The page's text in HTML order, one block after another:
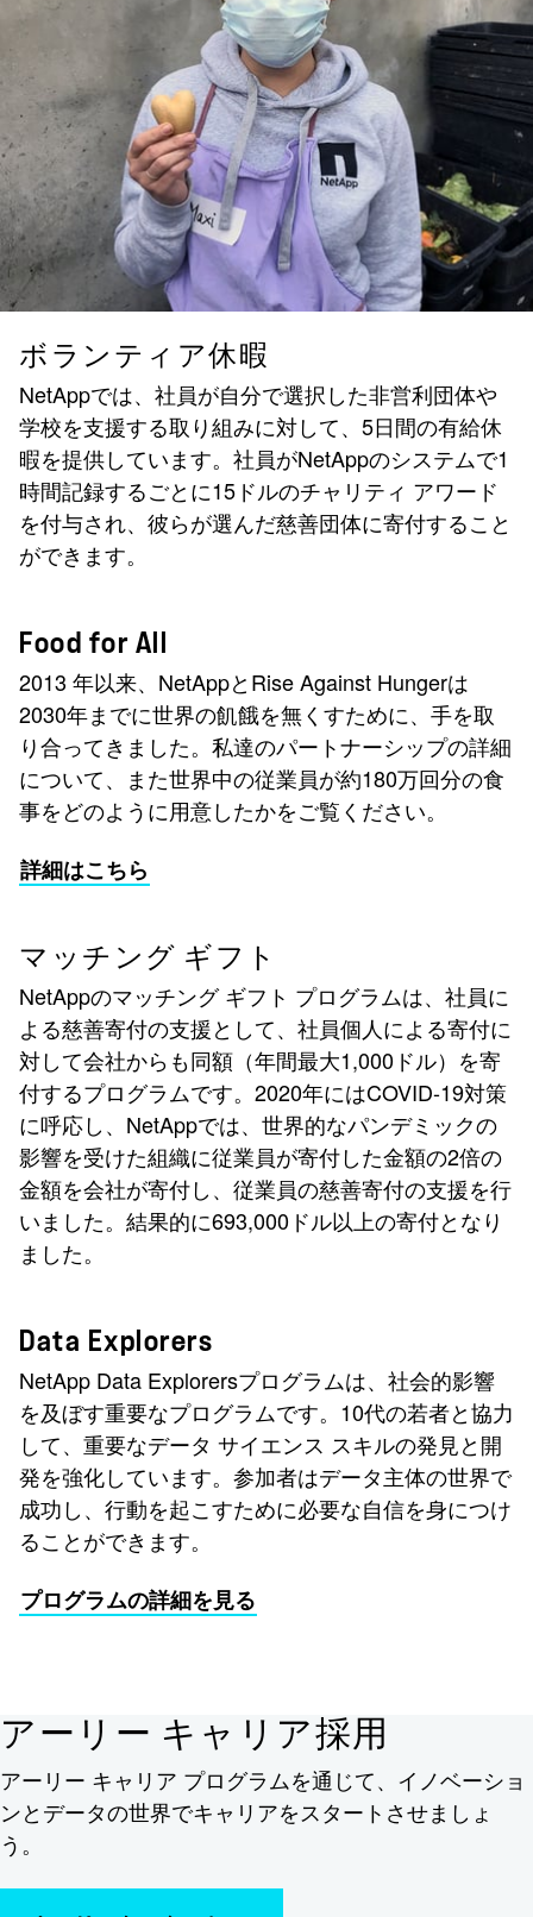
ボランティア休暇
NetAppでは、社員が自分で選択した非営利団体や
学校を支援する取り組みに対して、5日間の有給休
暇を提供しています。社員がNetAppのシステムで1
時間記録するごとに15ドルのチャリティ アワード
を付与され、彼らが選んだ慈善団体に寄付すること
ができます。
Food for All
2013 年以来、NetAppとRise Against Hungerは
2030年までに世界の飢餓を無くすために、手を取
り合ってきました。私達のパートナーシップの詳細
について、また世界中の従業員が約180万回分の食
事をどのように用意したかをご覧ください。
詳細はこちら
マッチング ギフト
NetAppのマッチング ギフト プログラムは、社員に
よる慈善寄付の支援として、社員個人による寄付に
対して会社からも同額（年間最大1,000ドル）を寄
付するプログラムです。2020年にはCOVID-19対策
に呼応し、NetAppでは、世界的なパンデミックの
影響を受けた組織に従業員が寄付した金額の2倍の
金額を会社が寄付し、従業員の慈善寄付の支援を行
いました。結果的に693,000ドル以上の寄付となり
ました。
Data Explorers
NetApp Data Explorersプログラムは、社会的影響
を及ぼす重要なプログラムです。10代の若者と協力
して、重要なデータ サイエンス スキルの発見と開
発を強化しています。参加者はデータ主体の世界で
成功し、行動を起こすために必要な自信を身につけ
ることができます。
プログラムの詳細を見る
アーリー キャリア採用
アーリー キャリア プログラムを通じて、イノベーショ
ンとデータの世界でキャリアをスタートさせましょ
う。